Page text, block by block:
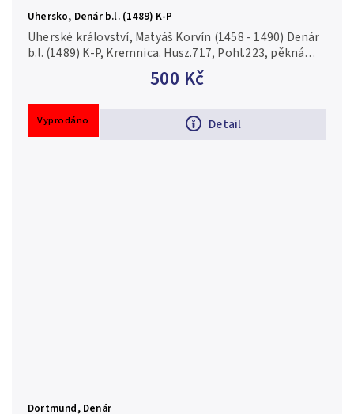
Uhersko, Denár b.l. (1489) K-P
500 Kč
Detail
Uherské království, Matyáš Korvín (1458 - 1490) Denár
b.l. (1489) K-P, Kremnica. Husz.717, Pohl.223, pěkná
zachovalost, patina, lehce napr.
Vyprodáno
Dortmund, Denár